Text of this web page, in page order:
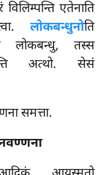
एतेनाति
लोकबन्धुनोति
लोकबन्धु, तस्स
अत्थो. सेसं
समत्ता.